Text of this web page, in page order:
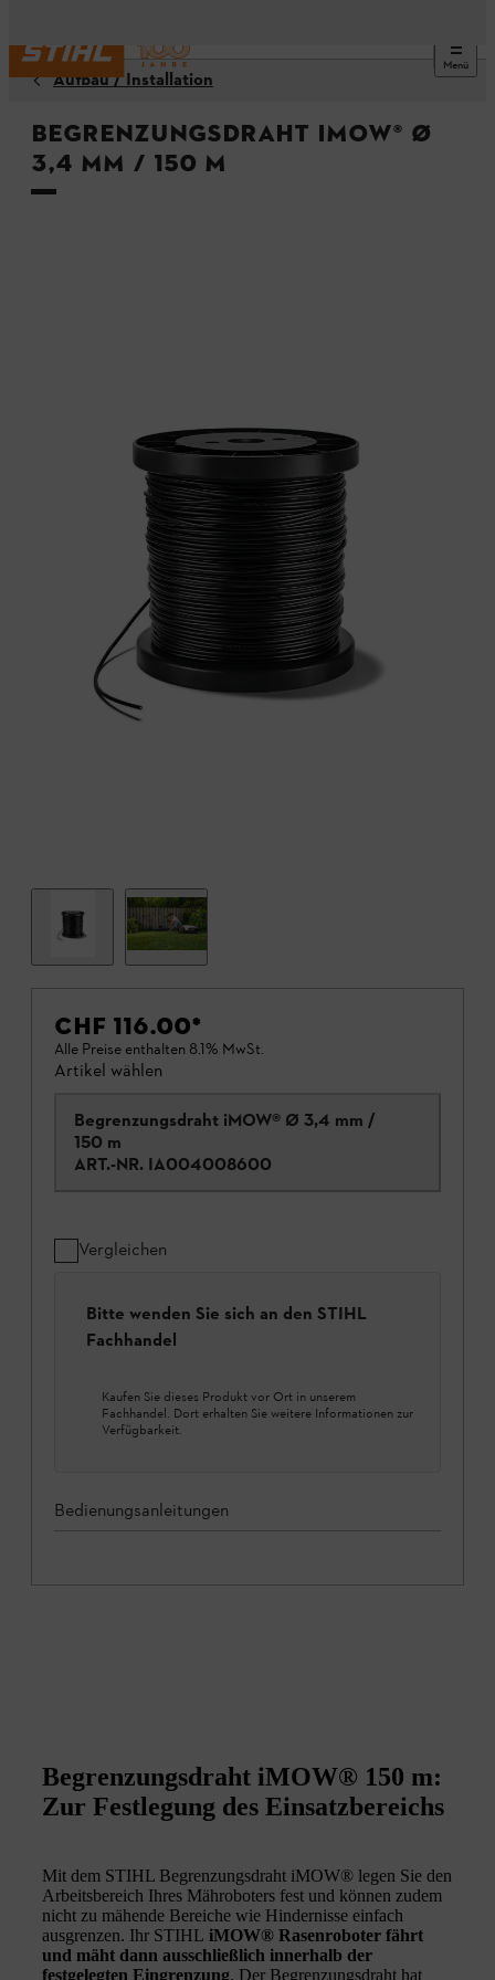
Menü
Aufbau / Installation
Begrenzungsdraht iMOW® Ø
3,4 mm / 150 m
CHF 116.00*
Alle Preise enthalten 8.1% MwSt.
Artikel wählen
Begrenzungsdraht iMOW® Ø 3,4 mm /
150 m
ART.-NR. IA004008600
Vergleichen
Bitte wenden Sie sich an den STIHL
Fachhandel
Kaufen Sie dieses Produkt vor Ort in unserem
Fachhandel. Dort erhalten Sie weitere Informationen zur
Verfügbarkeit.
Bedienungsanleitungen
Begrenzungsdraht iMOW® 150 m:
Zur Festlegung des Einsatzbereichs
Mit dem STIHL Begrenzungsdraht iMOW® legen Sie den
Arbeitsbereich Ihres Mähroboters fest und können zudem
nicht zu mähende Bereiche wie Hindernisse einfach
ausgrenzen. Ihr STIHL iMOW® Rasenroboter fährt
und mäht dann ausschließlich innerhalb der
festgelegten Eingrenzung. Der Begrenzungsdraht hat